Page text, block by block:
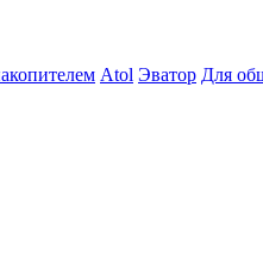
Atol Эватор Для